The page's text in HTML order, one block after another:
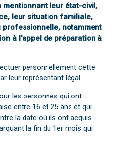
mentionnant leur état-civil,
leur situation familiale,
notamment
à l'appel de préparation à
personnellement cette
leur représentant légal.
les personnes qui ont
entre 16 et 25 ans et qui
la date où ils ont acquis
la fin du 1er mois qui